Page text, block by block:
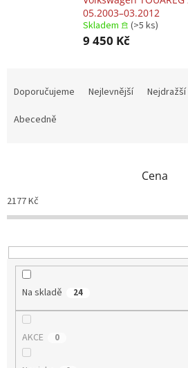
05.2003–03.2012
Skladem 𖠿 (>5 ks)
9 450 Kč
o
d
k
t
Doporučujeme Nejlevnější Nejdražší
Abecedně
Cena
2177Kč
Na skladě 24
AKCE 0